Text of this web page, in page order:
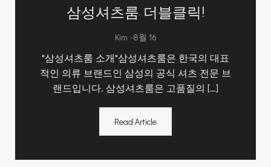
삼성셔츠룸 더블클릭!
Kim -8월 16
"삼성셔츠룸 소개"삼성셔츠룸은 한국의 대표
적인 의류 브랜드인 삼성의 공식 셔츠 전문 브
랜드입니다. 삼성셔츠룸은 고품질의 […]
Read Article